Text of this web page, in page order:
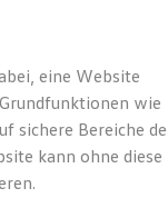
eine Website
wie
sichere Bereiche
kann ohne diese